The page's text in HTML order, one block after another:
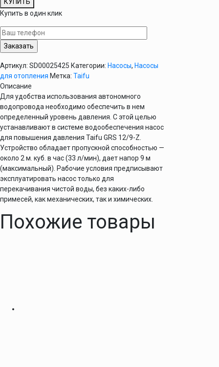
Насос
для
повышения
давления
Taifu
12/9-
Z
Купить в один клик
Артикул: SD00025425 Категории: Насосы, Насосы
для отопления Метка: Taifu
Описание
Для удобства использования автономного
водопровода необходимо обеспечить в нем
определенный уровень давления. С этой целью
устанавливают в системе водообеспечения насос
для повышения давления Taifu GRS 12/9-Z.
Устройство обладает пропускной способностью —
около 2 м. куб. в час (33 л/мин), дает напор 9 м
(максимальный). Рабочие условия предписывают
эксплуатировать насос только для
перекачивания чистой воды, без каких-либо
примесей, как механических, так и химических.
Похожие товары